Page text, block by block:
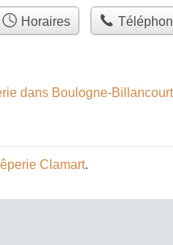
Horaires
dans Boulogne-Billancourt
Clamart.